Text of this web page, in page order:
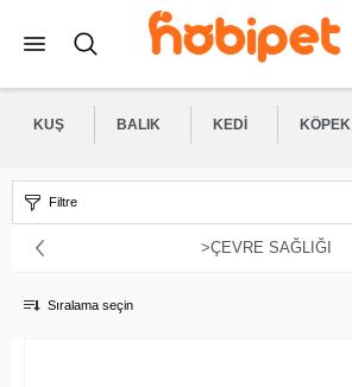
KUŞ BALIK KEDI KÖPEK
Filtre
>ÇEVRE SAĞLIĞI
Sıralama seçin